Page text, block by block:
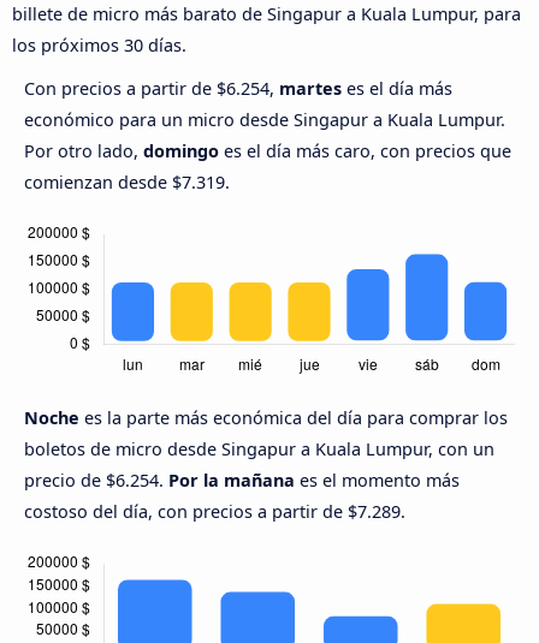
billete de micro más barato de Singapur a Kuala Lumpur, para
los próximos 30 días.
Con precios a partir de $6.254, martes es el día más
económico para un micro desde Singapur a Kuala Lumpur.
Por otro lado, domingo es el día más caro, con precios que
comienzan desde $7.319.
Noche es la parte más económica del día para comprar los
boletos de micro desde Singapur a Kuala Lumpur, con un
precio de $6.254. Por la mañana es el momento más
costoso del día, con precios a partir de $7.289.